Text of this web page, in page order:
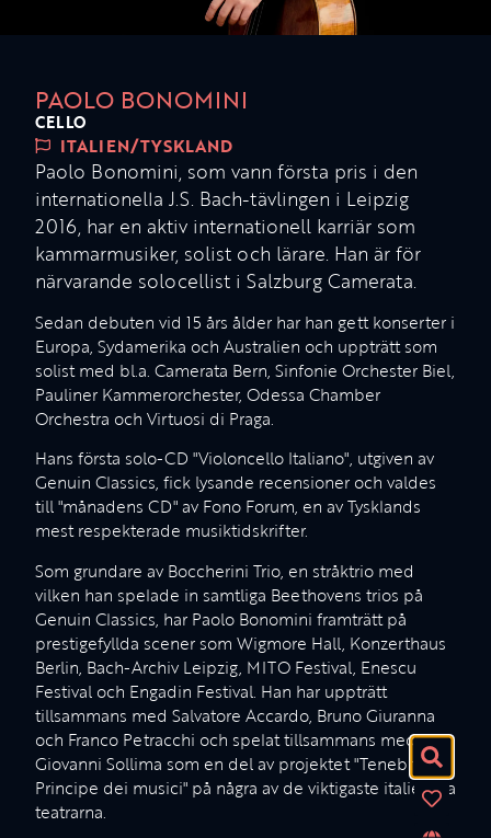
PAOLO BONOMINI
CELLO
ITALIEN/TYSKLAND
Paolo Bonomini, som vann första pris i den
internationella J.S. Bach-tävlingen i Leipzig
2016, har en aktiv internationell karriär som
kammarmusiker, solist och lärare. Han är för
närvarande solocellist i Salzburg Camerata.
Sedan debuten vid 15 års ålder har han gett konserter i
Europa, Sydamerika och Australien och uppträtt som
solist med bl.a. Camerata Bern, Sinfonie Orchester Biel,
Pauliner Kammerorchester, Odessa Chamber
Orchestra och Virtuosi di Praga.
Hans första solo-CD "Violoncello Italiano", utgiven av
Genuin Classics, fick lysande recensioner och valdes
till "månadens CD" av Fono Forum, en av Tysklands
mest respekterade musiktidskrifter.
Som grundare av Boccherini Trio, en stråktrio med
vilken han spelade in samtliga Beethovens trios på
Genuin Classics, har Paolo Bonomini framträtt på
prestigefyllda scener som Wigmore Hall, Konzerthaus
Berlin, Bach-Archiv Leipzig, MITO Festival, Enescu
Festival och Engadin Festival. Han har uppträtt
tillsammans med Salvatore Accardo, Bruno Giuranna
och Franco Petracchi och spelat tillsammans med
Giovanni Sollima som en del av projektet "Tenebrae, il
Principe dei musici" på några av de viktigaste italienska
teatrarna.